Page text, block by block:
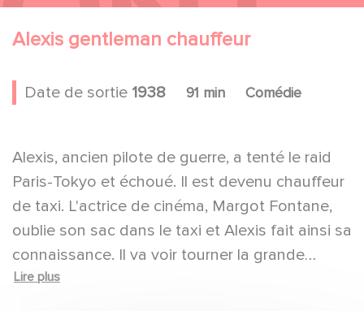
Alexis gentleman chauffeur
Date de sortie 1938 91 min Comédie
Alexis, ancien pilote de guerre, a tenté le raid
Paris-Tokyo et échoué. Il est devenu chauffeur
de taxi. L'actrice de cinéma, Margot Fontane,
oublie son sac dans le taxi et Alexis fait ainsi sa
connaissance. Il va voir tourner la grande
actrice, il est engagé pour un petit rôle
Lire plus